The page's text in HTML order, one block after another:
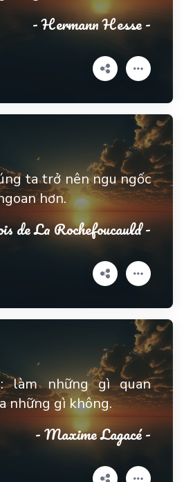
- Hermann Hesse -
ta trở nên ngu ngốc
hơn.
de La Rochefoucauld -
làm những gì quan
những gì không.
- Maxime Lagacé -